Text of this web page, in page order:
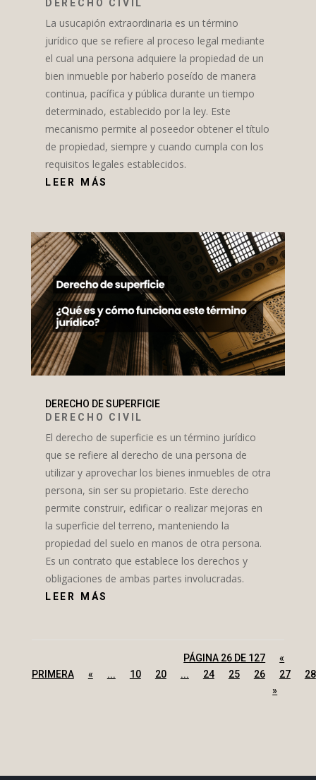
DERECHO CIVIL
La usucapión extraordinaria es un término
jurídico que se refiere al proceso legal mediante
el cual una persona adquiere la propiedad de un
bien inmueble por haberlo poseído de manera
continua, pacífica y pública durante un tiempo
determinado, establecido por la ley. Este
mecanismo permite al poseedor obtener el título
de propiedad, siempre y cuando cumpla con los
requisitos legales establecidos.
LEER MÁS
DERECHO DE SUPERFICIE
DERECHO CIVIL
El derecho de superficie es un término jurídico
que se refiere al derecho de una persona de
utilizar y aprovechar los bienes inmuebles de otra
persona, sin ser su propietario. Este derecho
permite construir, edificar o realizar mejoras en
la superficie del terreno, manteniendo la
propiedad del suelo en manos de otra persona.
Es un contrato que establece los derechos y
obligaciones de ambas partes involucradas.
LEER MÁS
PÁGINA 26 DE 127
«
PRIMERA
« ... 10 20 ... 24 25 26 27
28
»